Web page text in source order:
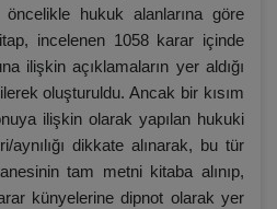
hukuk alanlarına göre
incelenen 1058 karar içinde
ilişkin açıklamaların yer aldığı
oluşturuldu. Ancak bir kısım
ilişkin olarak yapılan hukuki
aynılığı dikkate alınarak, bu tür
tam metni kitaba alınıp,
künyelerine dipnot olarak yer